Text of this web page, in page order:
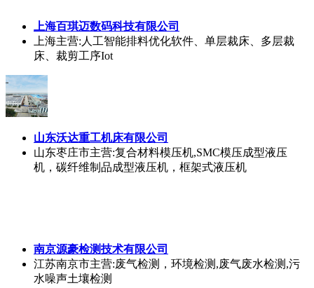
上海百琪迈数码科技有限公司
上海主营:人工智能排料优化软件、单层裁床、多层裁
床、裁剪工序Iot
山东沃达重工机床有限公司
山东枣庄市主营:复合材料模压机,SMC模压成型液压
机，碳纤维制品成型液压机，框架式液压机
南京源豪检测技术有限公司
江苏南京市主营:废气检测，环境检测,废气废水检测,污
水噪声土壤检测